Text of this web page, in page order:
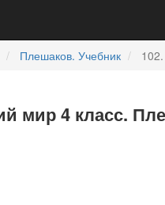
Плешаков. Учебник
мир 4 класс.